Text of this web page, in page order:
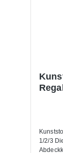
1/2/3